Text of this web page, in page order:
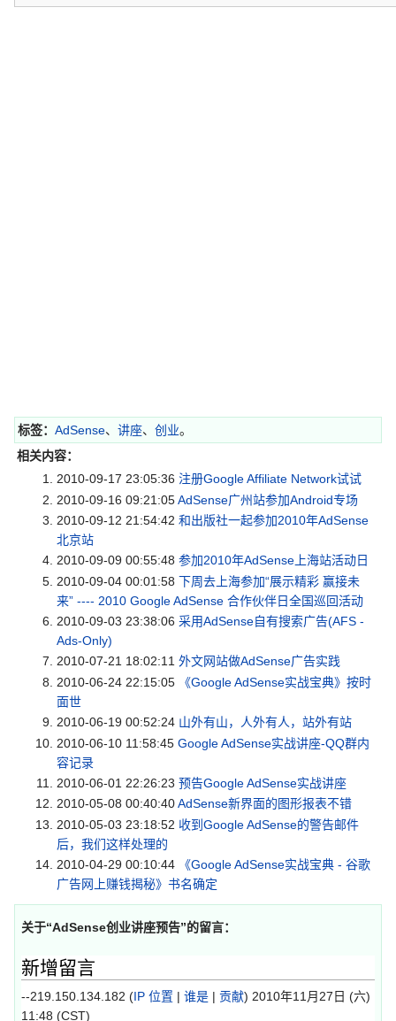
标签： AdSense、 讲座、 创业。
相关内容：
2010-09-17 23:05:36 注册Google Affiliate Network试试
2010-09-16 09:21:05AdSense广州站参加Android专场
2010-09-12 21:54:42 和出版社一起参加2010年AdSense
北京站
2010-09-09 00:55:48 参加2010年AdSense上海站活动日
2010-09-04 00:01:58 下周去上海参加“展示精彩 赢接未
来” ---- 2010 Google AdSense 合作伙伴日全国巡回活动
2010-09-03 23:38:06 采用AdSense自有搜索广告(AFS -
Ads-Only)
2010-07-21 18:02:11 外文网站做AdSense广告实践
2010-06-24 22:15:05
《Google AdSense实战宝典》按时
面世
2010-06-19 00:52:24 山外有山，人外有人，站外有站
2010-06-10 11:58:45 Google AdSense实战讲座-QQ群内
容记录
2010-06-01 22:26:23 预告Google AdSense实战讲座
2010-05-08 00:40:40AdSense新界面的图形报表不错
2010-05-03 23:18:52 收到Google AdSense的警告邮件
后，我们这样处理的
2010-04-29 00:10:44
《Google AdSense实战宝典 - 谷歌
广告网上赚钱揭秘》书名确定
关于“AdSense创业讲座预告”的留言：
新增留言
--219.150.134.182 (IP 位置 | 谁是 | 贡献) 2010年11月27日 (六)
11:48 (CST)